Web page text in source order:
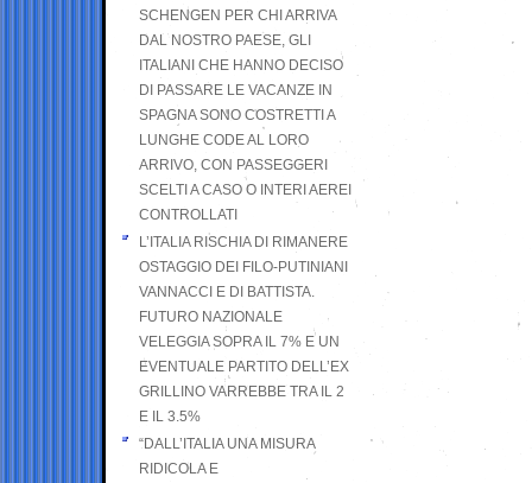
SCHENGEN PER CHI ARRIVA
DAL NOSTRO PAESE, GLI
ITALIANI CHE HANNO DECISO
DI PASSARE LE VACANZE IN
SPAGNA SONO COSTRETTI A
LUNGHE CODE AL LORO
ARRIVO, CON PASSEGGERI
SCELTI A CASO O INTERI AEREI
CONTROLLATI
L’ITALIA RISCHIA DI RIMANERE
OSTAGGIO DEI FILO-PUTINIANI
VANNACCI E DI BATTISTA.
FUTURO NAZIONALE
VELEGGIA SOPRA IL 7% E UN
EVENTUALE PARTITO DELL’EX
GRILLINO VARREBBE TRA IL 2
E IL 3.5%
“DALL’ITALIA UNA MISURA
RIDICOLA E